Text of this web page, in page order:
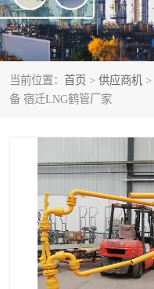
当前位置： 首页 > 供应商机 >
备 宿迁LNG鹤管厂家
底部装卸鹤管
液氨鹤管
鹤管配件
撬装系统设备